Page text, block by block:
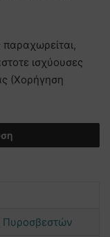
παραχωρείται,
ισχύουσες
(Χορήγηση
Πυροσβεστών